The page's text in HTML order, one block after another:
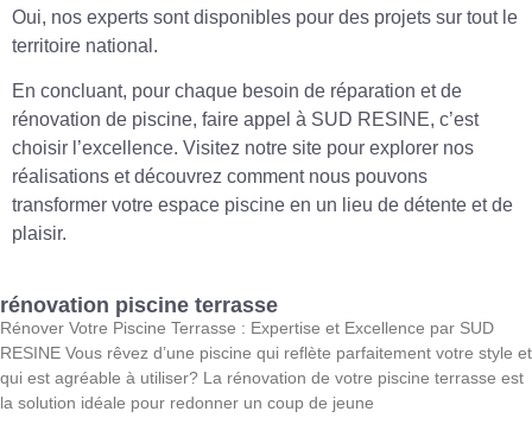
Oui, nos experts sont disponibles pour des projets sur tout le
territoire national.
En concluant, pour chaque besoin de réparation et de
rénovation de piscine, faire appel à SUD RESINE, c’est
choisir l’excellence. Visitez notre site pour explorer nos
réalisations et découvrez comment nous pouvons
transformer votre espace piscine en un lieu de détente et de
plaisir.
rénovation piscine terrasse
Rénover Votre Piscine Terrasse : Expertise et Excellence par SUD
RESINE Vous rêvez d’une piscine qui reflète parfaitement votre style et
qui est agréable à utiliser? La rénovation de votre piscine terrasse est
la solution idéale pour redonner un coup de jeune